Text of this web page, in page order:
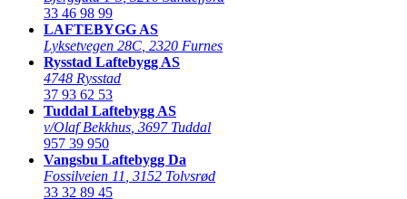
33 46 98 99
LAFTEBYGG AS
Lyksetvegen 28C 2320 Furnes
Rysstad Laftebygg AS
4748 Rysstad
37 93 62 53
Tuddal Laftebygg AS
v/Olaf Bekkhus 3697 Tuddal
957 39 950
Vangsbu Laftebygg Da
Fossilveien 11 3152 Tolvsrød
33 32 89 45